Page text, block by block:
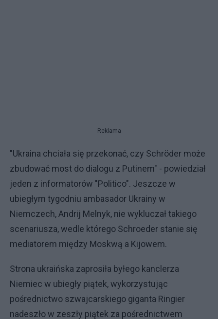
Reklama
"Ukraina chciała się przekonać, czy Schröder może
zbudować most do dialogu z Putinem" - powiedział
jeden z informatorów "Politico". Jeszcze w
ubiegłym tygodniu ambasador Ukrainy w
Niemczech, Andrij Melnyk, nie wykluczał takiego
scenariusza, wedle którego Schroeder stanie się
mediatorem między Moskwą a Kijowem.
Strona ukraińska zaprosiła byłego kanclerza
Niemiec w ubiegły piątek, wykorzystując
pośrednictwo szwajcarskiego giganta Ringier
nadeszło w zeszły piątek za pośrednictwem